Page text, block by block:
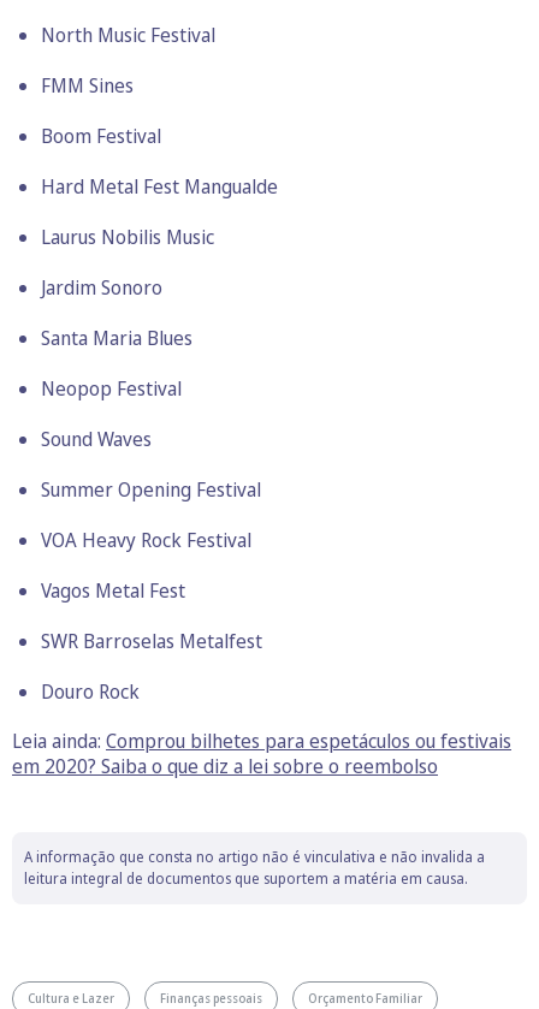
North Music Festival
FMM Sines
Boom Festival
Hard Metal Fest Mangualde
Laurus Nobilis Music
Jardim Sonoro
Santa Maria Blues
Neopop Festival
Sound Waves
Summer Opening Festival
VOA Heavy Rock Festival
Vagos Metal Fest
SWR Barroselas Metalfest
Douro Rock
Leia ainda: Comprou bilhetes para espetáculos ou festivais
em 2020? Saiba o que diz a lei sobre o reembolso
A informação que consta no artigo não é vinculativa e não invalida a
leitura integral de documentos que suportem a matéria em causa.
Cultura e Lazer Finanças pessoais Orçamento Familiar